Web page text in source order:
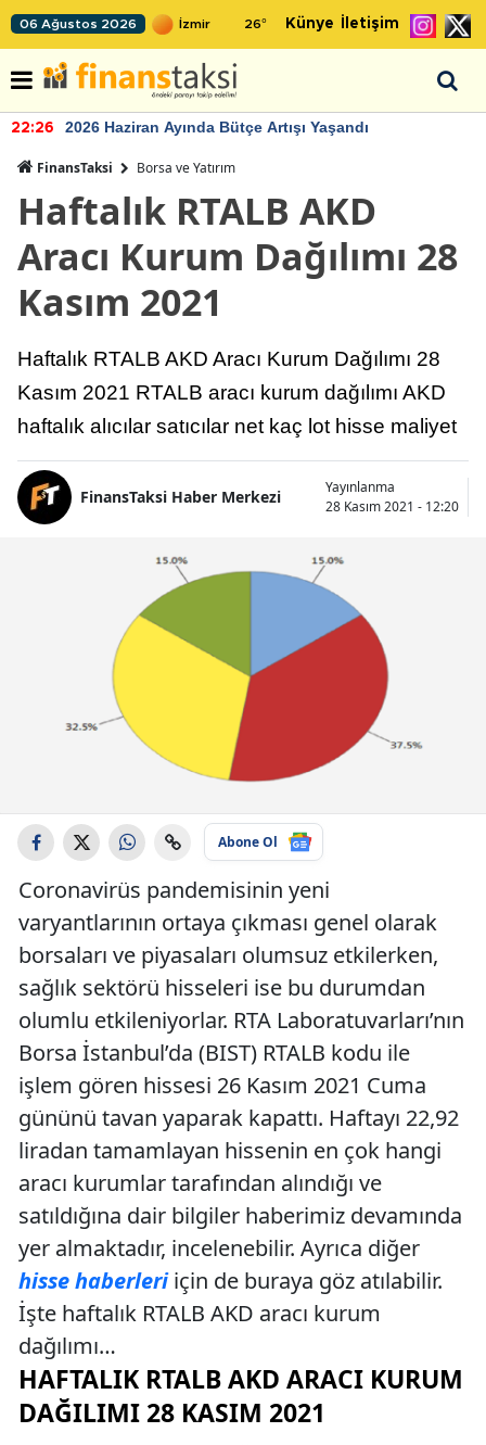
06 Ağustos 2026 26° Künye İletişim
22:26 2026 Haziran Ayında Bütçe Artışı Yaşandı
FinansTaksi Borsa ve Yatırım
Haftalık RTALB AKD
Aracı Kurum Dağılımı 28
Kasım 2021
Haftalık RTALB AKD Aracı Kurum Dağılımı 28
Kasım 2021 RTALB aracı kurum dağılımı AKD
haftalık alıcılar satıcılar net kaç lot hisse maliyet
FinansTaksi Haber Merkezi
Yayınlanma
28 Kasım 2021 - 12:20
Abone Ol
Coronavirüs pandemisinin yeni
varyantlarının ortaya çıkması genel olarak
borsaları ve piyasaları olumsuz etkilerken,
sağlık sektörü hisseleri ise bu durumdan
olumlu etkileniyorlar. RTA Laboratuvarları’nın
Borsa İstanbul’da (BIST) RTALB kodu ile
işlem gören hissesi 26 Kasım 2021 Cuma
gününü tavan yaparak kapattı. Haftayı 22,92
liradan tamamlayan hissenin en çok hangi
aracı kurumlar tarafından alındığı ve
satıldığına dair bilgiler haberimiz devamında
yer almaktadır, incelenebilir. Ayrıca diğer
hisse haberleriiçin de buraya göz atılabilir.
İşte haftalık RTALB AKD aracı kurum
dağılımı…
HAFTALIK RTALB AKD ARACI KURUM
DAĞILIMI 28 KASIM 2021